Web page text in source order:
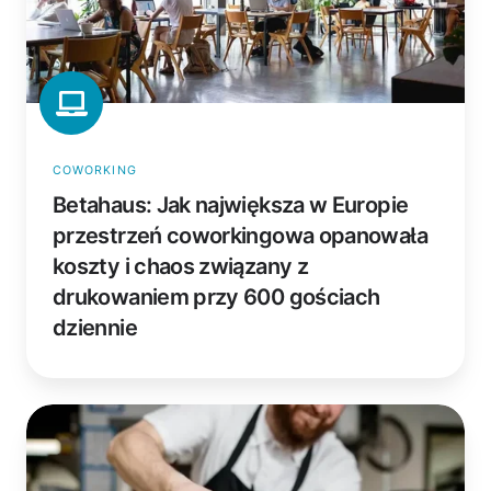
coworkingowa
opanowała
koszty
i
chaos
drukowaniem
przy
600
gościach
dziennie
COWORKING
Betahaus: Jak największa w Europie
przestrzeń coworkingowa opanowała
koszty i chaos związany z
drukowaniem przy 600 gościach
dziennie
Blue
Carrot
Catering: